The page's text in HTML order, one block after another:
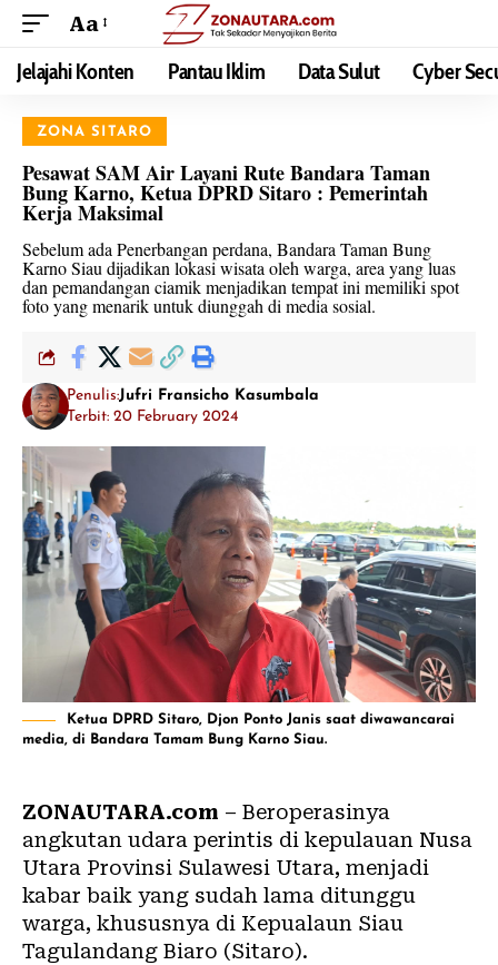
Aa
Jelajahi Konten Pantau Iklim Data Sulut Cyber
ZONA SITARO
Pesawat SAM Air Layani Rute Bandara Taman
Bung Karno, Ketua DPRD Sitaro : Pemerintah
Kerja Maksimal
Sebelum ada Penerbangan perdana, Bandara Taman Bung
Karno Siau dijadikan lokasi wisata oleh warga, area yang luas
dan pemandangan ciamik menjadikan tempat ini memiliki spot
foto yang menarik untuk diunggah di media sosial.
Penulis:Jufri Fransicho Kasumbala
Terbit: 20 February 2024
Ketua DPRD Sitaro, Djon Ponto Janis saat diwawancarai
media, di Bandara Tamam Bung Karno Siau.
ZONAUTARA.com – Beroperasinya
angkutan udara perintis di kepulauan Nusa
Utara Provinsi Sulawesi Utara, menjadi
kabar baik yang sudah lama ditunggu
warga, khususnya di Kepualaun Siau
Tagulandang Biaro (Sitaro).